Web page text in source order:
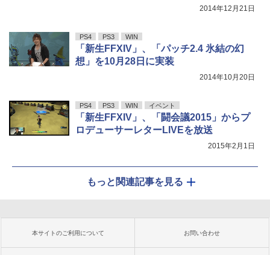
2014年12月21日
PS4 PS3 WIN
「新生FFXIV」、「パッチ2.4 氷結の幻
想」を10月28日に実装
2014年10月20日
PS4 PS3 WIN イベント
「新生FFXIV」、「闘会議2015」からプ
ロデューサーレターLIVEを放送
2015年2月1日
もっと関連記事を見る
本サイトのご利用について お問い合わせ